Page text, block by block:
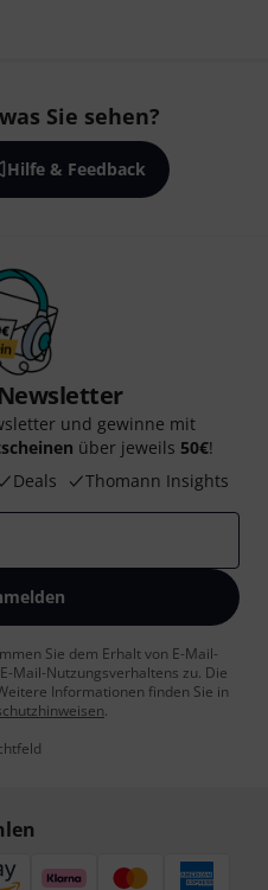
Sie sehen?
Hilfe & Feedback
und gewinne mit
über jeweils 50€!
Deals Thomann Insights
Sie dem Erhalt von E-Mail-
Mail-Nutzungsverhaltens zu. Die
Informationen finden Sie in
.